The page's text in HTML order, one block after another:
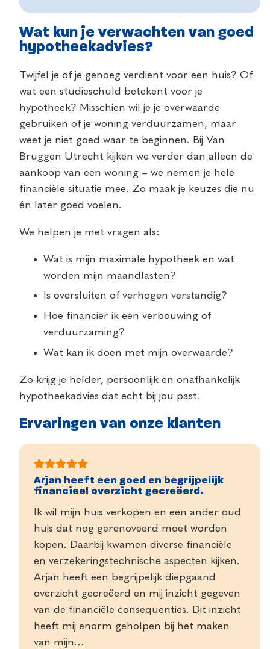
Wat kun je verwachten van goed
hypotheekadvies?
Twijfel je of je genoeg verdient voor een huis? Of
wat een studieschuld betekent voor je
hypotheek? Misschien wil je je overwaarde
gebruiken of je woning verduurzamen, maar
weet je niet goed waar te beginnen. Bij Van
Bruggen Utrecht kijken we verder dan alleen de
aankoop van een woning – we nemen je hele
financiële situatie mee. Zo maak je keuzes die nu
én later goed voelen.
We helpen je met vragen als:
Wat is mijn maximale hypotheek en wat
worden mijn maandlasten?
Is oversluiten of verhogen verstandig?
Hoe financier ik een verbouwing of
verduurzaming?
Wat kan ik doen met mijn overwaarde?
Zo krijg je helder, persoonlijk en onafhankelijk
hypotheekadvies dat echt bij jou past.
Ervaringen van onze klanten
Arjan heeft een goed en begrijpelijk
financieel overzicht gecreëerd.
Ik wil mijn huis verkopen en een ander oud
huis dat nog gerenoveerd moet worden
kopen. Daarbij kwamen diverse financiële
en verzekeringstechnische aspecten kijken.
Arjan heeft een begrijpelijk diepgaand
overzicht gecreëerd en mij inzicht gegeven
van de financiële consequenties. Dit inzicht
heeft mij enorm geholpen bij het maken
van mijn…